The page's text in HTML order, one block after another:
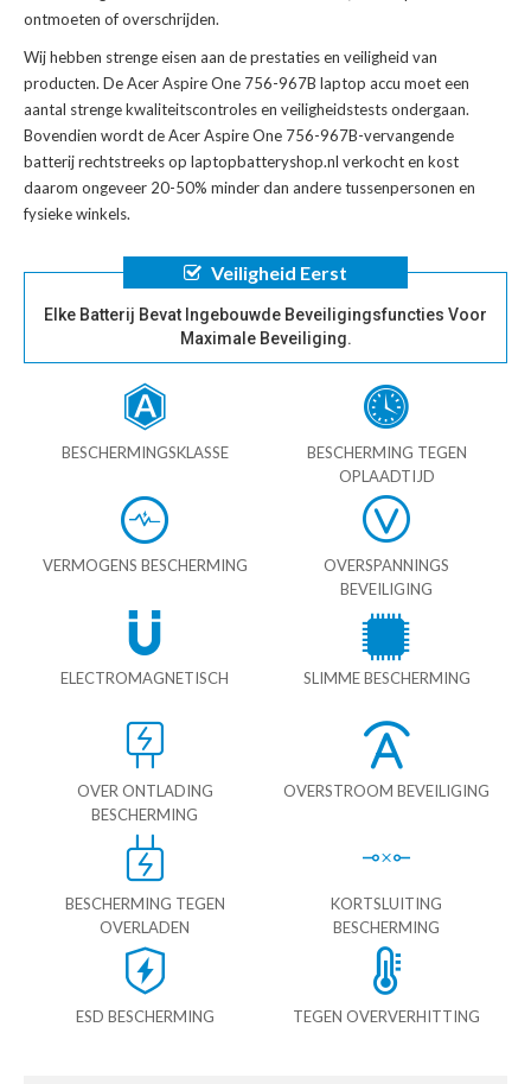
ontmoeten of overschrijden.
Wij hebben strenge eisen aan de prestaties en veiligheid van
producten. DeAcer Aspire One 756-967B laptop accu moet een
aantal strenge kwaliteitscontroles en veiligheidstests ondergaan.
Bovendien wordt deAcer Aspire One 756-967B-vervangende
batterijrechtstreeks op laptopbatteryshop.nl verkocht en kost
daarom ongeveer 20-50% minder dan andere tussenpersonen en
fysieke winkels.
Veiligheid Eerst
Elke Batterij Bevat Ingebouwde Beveiligingsfuncties Voor
Maximale Beveiliging.
BESCHERMINGSKLASSE
BESCHERMING TEGEN
OPLAADTIJD
VERMOGENS BESCHERMING
OVERSPANNINGS
BEVEILIGING
ELECTROMAGNETISCH SLIMME BESCHERMING
OVER ONTLADING
BESCHERMING
OVERSTROOM BEVEILIGING
BESCHERMING TEGEN
OVERLADEN
KORTSLUITING
BESCHERMING
ESD BESCHERMING TEGEN OVERVERHITTING